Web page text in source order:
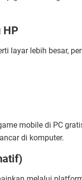
HP
layar lebih besar,
mobile di PC
di komputer.